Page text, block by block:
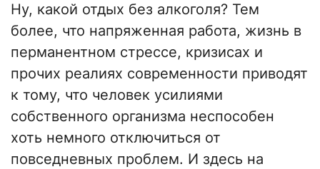
Ну, какой отдых без алкоголя? Тем
более, что напряженная работа, жизнь в
перманентном стрессе, кризисах и
прочих реалиях современности приводят
к тому, что человек усилиями
собственного организма неспособен
хоть немного отключиться от
повседневных проблем. И здесь на